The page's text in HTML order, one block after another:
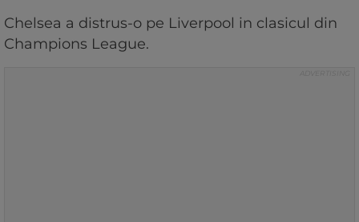
Chelsea a distrus-o pe Liverpool in clasicul din
Champions League.